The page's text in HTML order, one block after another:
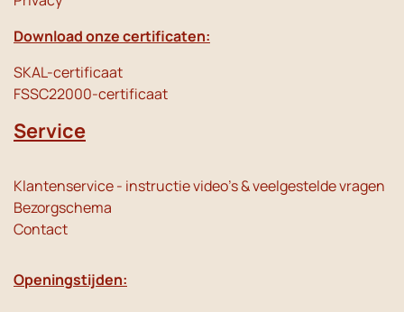
Download onze certificaten:
SKAL-certificaat
FSSC22000-certificaat
Service
Klantenservice - instructie video's & veelgestelde vragen
Bezorgschema
Contact
Openingstijden: